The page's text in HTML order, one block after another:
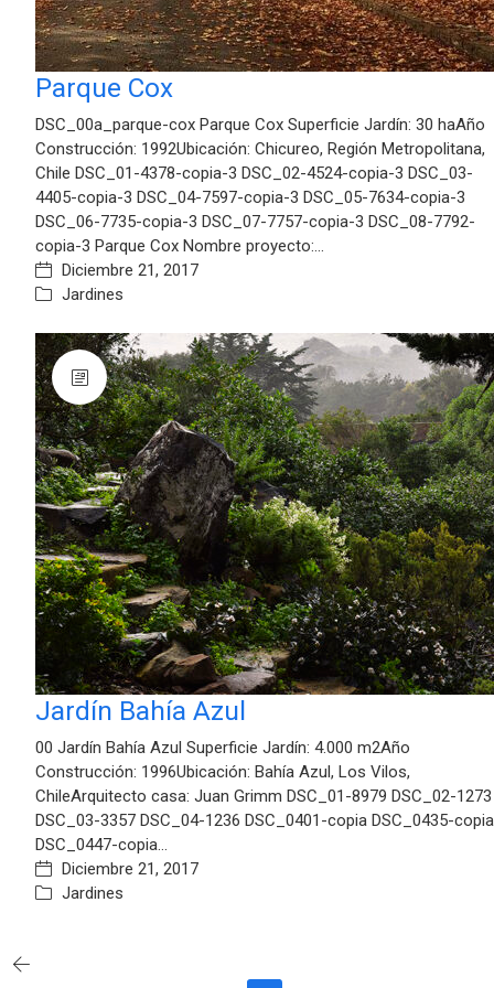
Parque Cox
DSC_00a_parque-cox Parque Cox Superficie Jardín: 30 haAño
Construcción: 1992Ubicación: Chicureo, Región Metropolitana,
Chile DSC_01-4378-copia-3 DSC_02-4524-copia-3 DSC_03-
4405-copia-3 DSC_04-7597-copia-3 DSC_05-7634-copia-3
DSC_06-7735-copia-3 DSC_07-7757-copia-3 DSC_08-7792-
copia-3 Parque Cox Nombre proyecto:…
Diciembre 21, 2017
Jardines
Jardín Bahía Azul
00 Jardín Bahía Azul Superficie Jardín: 4.000 m2Año
Construcción: 1996Ubicación: Bahía Azul, Los Vilos,
ChileArquitecto casa: Juan Grimm DSC_01-8979 DSC_02-1273
DSC_03-3357 DSC_04-1236 DSC_0401-copia DSC_0435-copia
DSC_0447-copia…
Diciembre 21, 2017
Jardines